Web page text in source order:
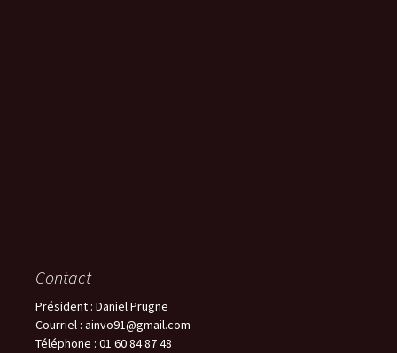
Contact
Président : Daniel Prugne
Courriel : ainvo91@gmail.com
Téléphone : 01 60 84 87 48